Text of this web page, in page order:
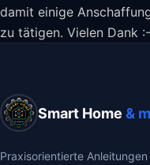
damit einige
zu tätigen. Vielen Dank
Smart Home &
Praxisorientierte